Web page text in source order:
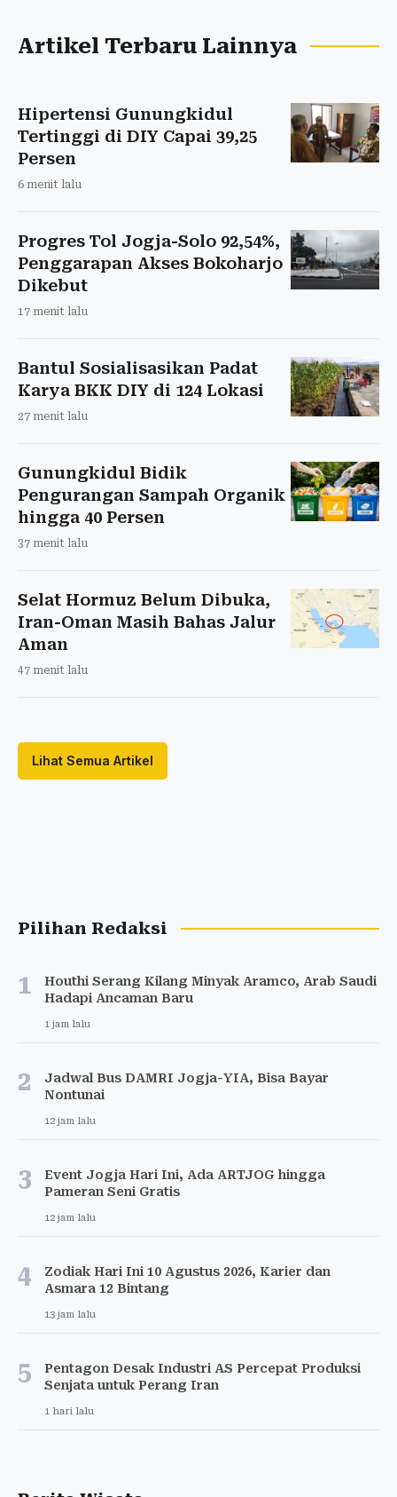
Artikel Terbaru Lainnya
Hipertensi Gunungkidul
Tertinggi di DIY Capai 39,25
Persen
6 menit lalu
Progres Tol Jogja-Solo 92,54%,
Penggarapan Akses Bokoharjo
Dikebut
17 menit lalu
Bantul Sosialisasikan Padat
Karya BKK DIY di 124 Lokasi
27 menit lalu
Gunungkidul Bidik
Pengurangan Sampah Organik
hingga 40 Persen
37 menit lalu
Selat Hormuz Belum Dibuka,
Iran-Oman Masih Bahas Jalur
Aman
47 menit lalu
Lihat Semua Artikel
Pilihan Redaksi
1
Houthi Serang Kilang Minyak Aramco, Arab Saudi
Hadapi Ancaman Baru
1 jam lalu
2
Jadwal Bus DAMRI Jogja-YIA, Bisa Bayar
Nontunai
12 jam lalu
3
Event Jogja Hari Ini, Ada ARTJOG hingga
Pameran Seni Gratis
12 jam lalu
4
Zodiak Hari Ini 10 Agustus 2026, Karier dan
Asmara 12 Bintang
13 jam lalu
5
Pentagon Desak Industri AS Percepat Produksi
Senjata untuk Perang Iran
1 hari lalu